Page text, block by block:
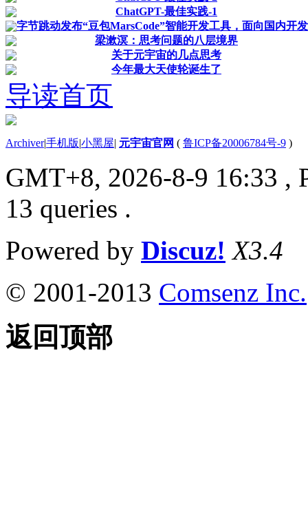
ChatGPT-最佳实践-1
字节跳动发布“豆包MarsCode”智能开发工具，面向国内开
梁漱溟：思考问题的八层境界
关于元宇宙的几点思考
今年最大天使轮诞生了
导读首页
Archiver|手机版|小黑屋| 元宇宙官网 ( 鲁ICP备20006784号-9 )
GMT+8, 2026-8-9 16:33 ,
13 queries .
Powered by Discuz! X3.4
© 2001-2013 Comsenz Inc.
返回顶部